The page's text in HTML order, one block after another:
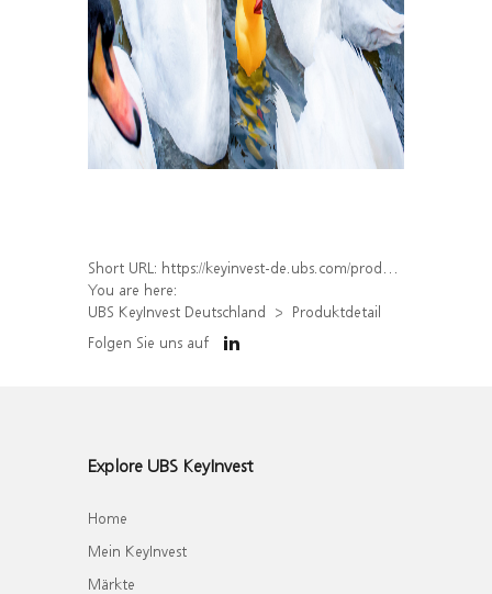
Short URL: https://keyinvest-de.ubs.com/produkt/detail/index/isin/DE000WA8WFK6
You are here:
UBS KeyInvest Deutschland
Produktdetail
Folgen Sie uns auf
Explore UBS KeyInvest
Home
Mein KeyInvest
Märkte